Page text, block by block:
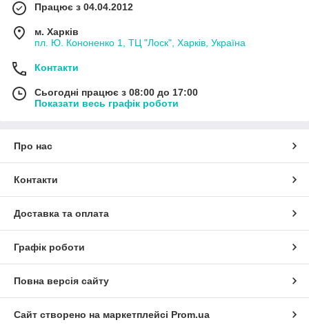
Працює з 04.04.2012
м. Харків
пл. Ю. Кононенко 1, ТЦ "Лоск", Харків, Україна
Контакти
Сьогодні працює з 08:00 до 17:00
Показати весь графік роботи
Про нас
Контакти
Доставка та оплата
Графік роботи
Повна версія сайту
Сайт створено на маркетплейсі Prom.ua